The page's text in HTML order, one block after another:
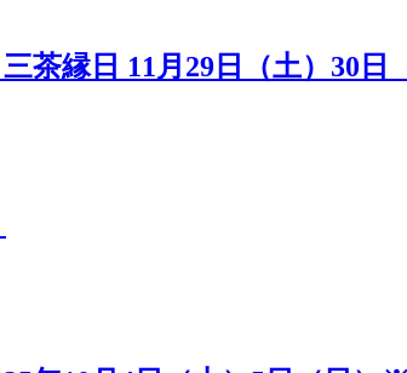
縁日 11月29日（土）30日